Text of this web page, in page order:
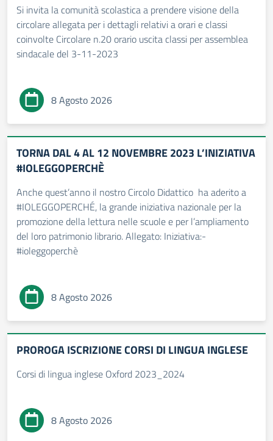
Si invita la comunità scolastica a prendere visione della
circolare allegata per i dettagli relativi a orari e classi
coinvolte Circolare n.20 orario uscita classi per assemblea
sindacale del 3-11-2023
8 Agosto 2026
TORNA DAL 4 AL 12 NOVEMBRE 2023 L’INIZIATIVA
#IOLEGGOPERCHÈ
Anche quest’anno il nostro Circolo Didattico ha aderito a
#IOLEGGOPERCHÉ, la grande iniziativa nazionale per la
promozione della lettura nelle scuole e per l’ampliamento
del loro patrimonio librario. Allegato: Iniziativa:-
#ioleggoperchè
8 Agosto 2026
PROROGA ISCRIZIONE CORSI DI LINGUA INGLESE
Corsi di lingua inglese Oxford 2023_2024
8 Agosto 2026